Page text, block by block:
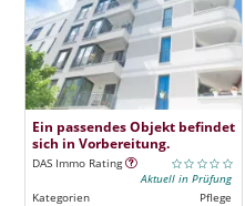
Ein passendes Objekt befindet
sich in Vorbereitung.
DAS Immo Rating
Aktuell in Prüfung
Kategorien
Pflege